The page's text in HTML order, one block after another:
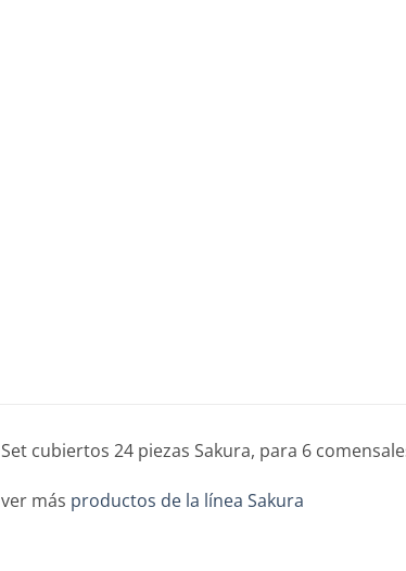
Set cubiertos 24 piezas Sakura, para 6
ver más productos de la línea Sakura